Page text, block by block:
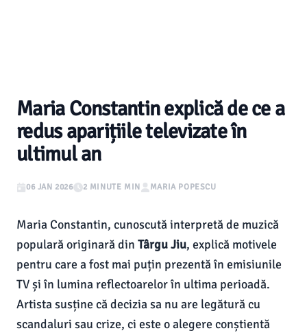
Maria Constantin explică de ce a
redus aparițiile televizate în
ultimul an
06 JAN 2026 2 MINUTE MIN MARIA POPESCU
Maria Constantin, cunoscută interpretă de muzică
populară originară din Târgu Jiu, explică motivele
pentru care a fost mai puțin prezentă în emisiunile
TV și în lumina reflectoarelor în ultima perioadă.
Artista susține că decizia sa nu are legătură cu
scandaluri sau crize, ci este o alegere conștientă